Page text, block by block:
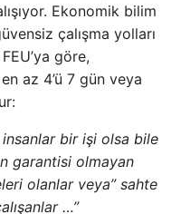
Ekonomik bilim
çalışma yolları
göre,
az 4’ü 7 gün veya
bir işi olsa bile
garantisi olmayan
olanlar veya” sahte
…”